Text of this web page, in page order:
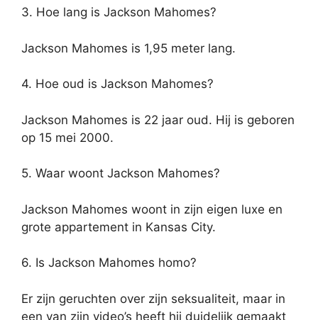
3. Hoe lang is Jackson Mahomes?
Jackson Mahomes is 1,95 meter lang.
4. Hoe oud is Jackson Mahomes?
Jackson Mahomes is 22 jaar oud. Hij is geboren
op 15 mei 2000.
5. Waar woont Jackson Mahomes?
Jackson Mahomes woont in zijn eigen luxe en
grote appartement in Kansas City.
6. Is Jackson Mahomes homo?
Er zijn geruchten over zijn seksualiteit, maar in
een van zijn video’s heeft hij duidelijk gemaakt